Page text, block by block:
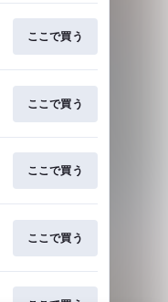
ここで買う
ここで買う
ここで買う
ここで買う